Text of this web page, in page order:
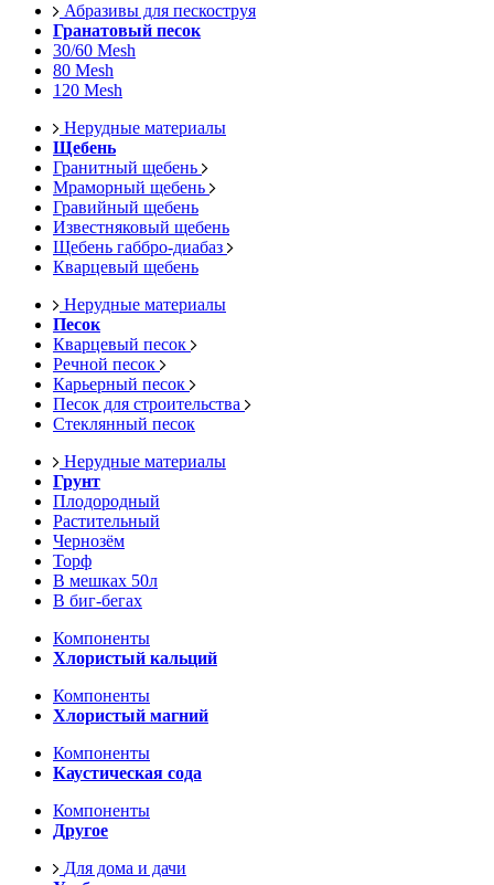
Абразивы для пескоструя
Гранатовый песок
30/60 Mesh
80 Mesh
120 Mesh
Нерудные материалы
Щебень
Гранитный щебень
Мраморный щебень
Гравийный щебень
Известняковый щебень
Щебень габбро-диабаз
Кварцевый щебень
Нерудные материалы
Песок
Кварцевый песок
Речной песок
Карьерный песок
Песок для строительства
Стеклянный песок
Нерудные материалы
Грунт
Плодородный
Растительный
Чернозём
Торф
В мешках 50л
В биг-бегах
Компоненты
Хлористый кальций
Компоненты
Хлористый магний
Компоненты
Каустическая сода
Компоненты
Другое
Для дома и дачи